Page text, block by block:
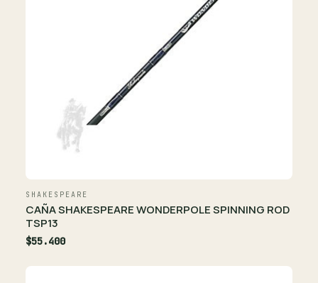
SHAKESPEARE
CAÑA SHAKESPEARE WONDERPOLE SPINNING ROD
TSP13
$55.400